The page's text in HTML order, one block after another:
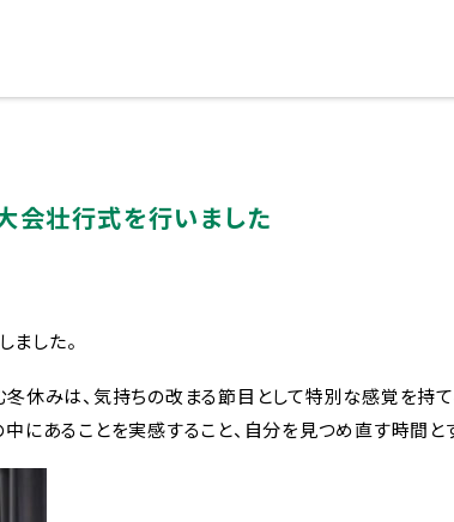
会壮行式を行いました
ました。
休みは、気持ちの改まる節目として特別な感覚を持
にあることを実感すること、自分を見つめ直す時間と